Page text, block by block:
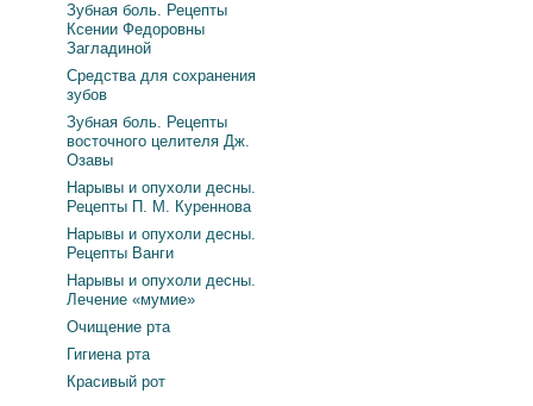
Зубная боль. Рецепты
Ксении Федоровны
Загладиной
Средства для сохранения
зубов
Зубная боль. Рецепты
восточного целителя Дж.
Озавы
Нарывы и опухоли десны.
Рецепты П. М. Куреннова
Нарывы и опухоли десны.
Рецепты Ванги
Нарывы и опухоли десны.
Лечение «мумие»
Очищение рта
Гигиена рта
Красивый рот